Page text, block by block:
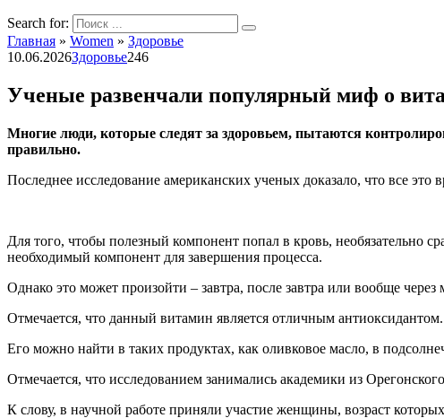
Search for:
Главная » Women » Здоровье
10.06.2026Здоровье246
Ученые развенчали популярный миф о
Многие люди, которые следят за здоровьем, пытаются
правильно.
Последнее исследование американских ученых доказало, что все
Для того, чтобы полезный компонент попал в кровь, необязательно
необходимый компонент для завершения процесса.
Однако это может произойти – завтра, после завтра или вообще через
Отмечается, что данный витамин является отличным
Его можно найти в таких продуктах, как оливковое масло, в
Отмечается, что исследованием занимались академики из
К слову, в научной работе приняли участие женщины, возраст